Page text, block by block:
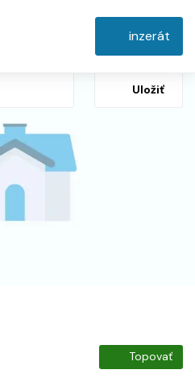
inzerát
Uložiť
Topovať